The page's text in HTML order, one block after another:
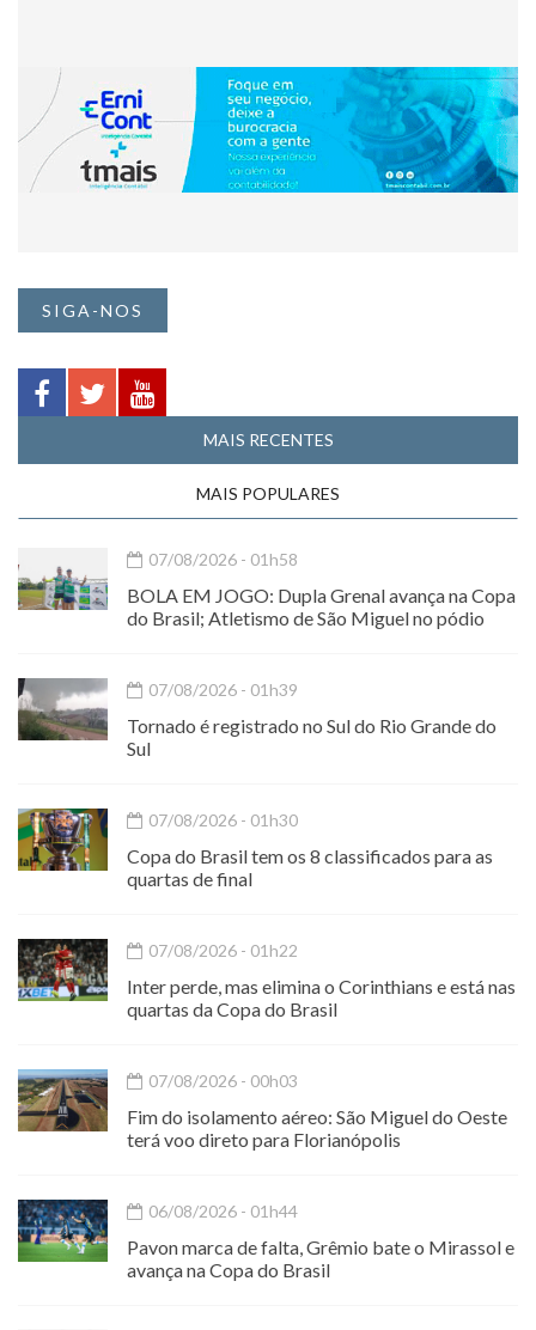
SIGA-NOS
MAIS RECENTES
MAIS POPULARES
07/08/2026 - 01h58
BOLA EM JOGO: Dupla Grenal avança na Copa
do Brasil; Atletismo de São Miguel no pódio
07/08/2026 - 01h39
Tornado é registrado no Sul do Rio Grande do
Sul
07/08/2026 - 01h30
Copa do Brasil tem os 8 classificados para as
quartas de final
07/08/2026 - 01h22
Inter perde, mas elimina o Corinthians e está nas
quartas da Copa do Brasil
07/08/2026 - 00h03
Fim do isolamento aéreo: São Miguel do Oeste
terá voo direto para Florianópolis
06/08/2026 - 01h44
Pavon marca de falta, Grêmio bate o Mirassol e
avança na Copa do Brasil